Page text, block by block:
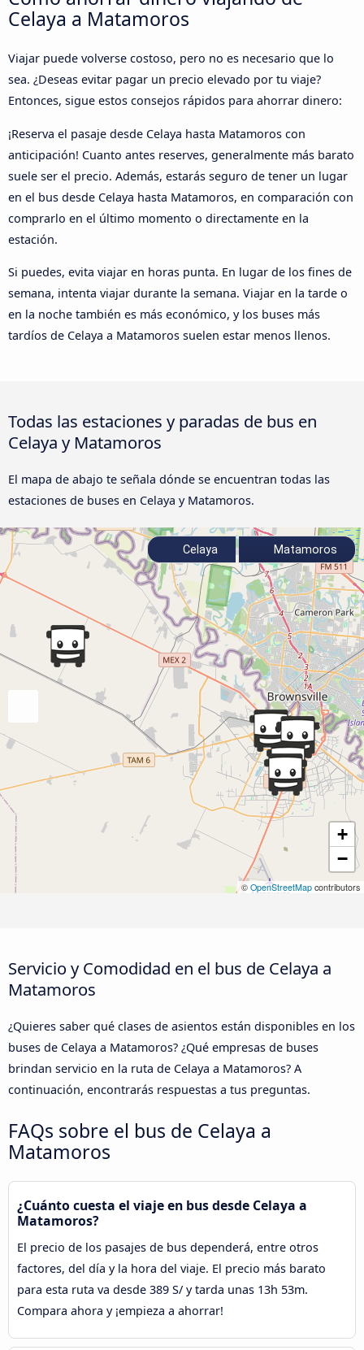
Celaya a Matamoros
Viajar puede volverse costoso, pero no es necesario que lo
sea. ¿Deseas evitar pagar un precio elevado por tu viaje?
Entonces, sigue estos consejos rápidos para ahorrar dinero:
¡Reserva el pasaje desde Celaya hasta Matamoros con
anticipación! Cuanto antes reserves, generalmente más barato
suele ser el precio. Además, estarás seguro de tener un lugar
en el bus desde Celaya hasta Matamoros, en comparación con
comprarlo en el último momento o directamente en la
estación.
Si puedes, evita viajar en horas punta. En lugar de los fines de
semana, intenta viajar durante la semana. Viajar en la tarde o
en la noche también es más económico, y los buses más
tardíos de Celaya a Matamoros suelen estar menos llenos.
Todas las estaciones y paradas de bus en
Celaya y Matamoros
El mapa de abajo te señala dónde se encuentran todas las
estaciones de buses en Celaya y Matamoros.
+
−
© OpenStreetMap contributors
Celaya Matamoros
Servicio y Comodidad en el bus de Celaya a
Matamoros
¿Quieres saber qué clases de asientos están disponibles en los
buses de Celaya a Matamoros? ¿Qué empresas de buses
brindan servicio en la ruta de Celaya a Matamoros? A
continuación, encontrarás respuestas a tus preguntas.
FAQs sobre el bus de Celaya a
Matamoros
¿Cuánto cuesta el viaje en bus desde Celaya a
Matamoros?
El precio de los pasajes de bus dependerá, entre otros
factores, del día y la hora del viaje. El precio más barato
para esta ruta va desde 389 S/ y tarda unas 13h 53m.
Compara ahora y ¡empieza a ahorrar!